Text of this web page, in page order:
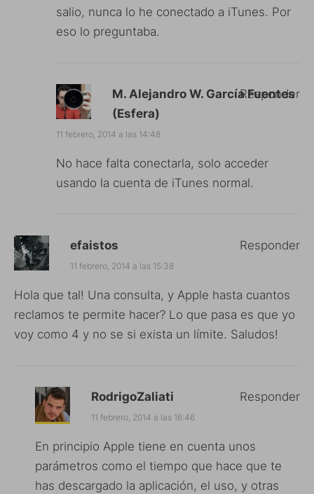
salio, nunca lo he conectado a iTunes. Por
eso lo preguntaba.
M. Alejandro W. García Fuentes
(Esfera)
11 febrero, 2014 a las 14:48
No hace falta conectarla, solo acceder
usando la cuenta de iTunes normal.
Responder
efaistos
11 febrero, 2014 a las 15:38
Hola que tal! Una consulta, y Apple hasta cuantos
reclamos te permite hacer? Lo que pasa es que yo
voy como 4 y no se si exista un límite. Saludos!
Responder
RodrigoZaliati
11 febrero, 2014 a las 16:46
En principio Apple tiene en cuenta unos
parámetros como el tiempo que hace que te
has descargado la aplicación, el uso, y otras
Responder